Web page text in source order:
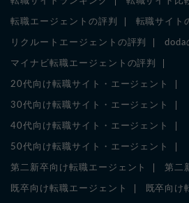
転職エージェントの評判 転職サイト
リクルートエージェントの評判 doda
マイナビ転職エージェントの評判
20代向け転職サイト・エージェント
30代向け転職サイト・エージェント
40代向け転職サイト・エージェント
50代向け転職サイト・エージェント
第二新卒向け転職エージェント 第二
既卒向け転職エージェント 既卒向け